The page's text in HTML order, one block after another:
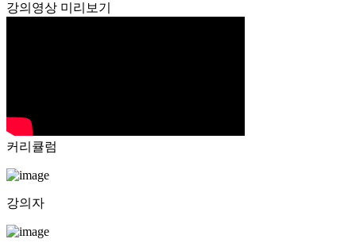
강의영상 미리보기
커리큘럼
강의자